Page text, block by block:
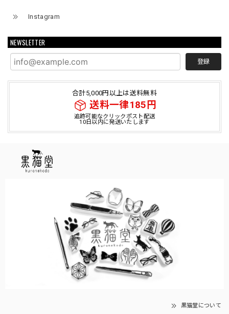
Instagram
NEWSLETTER
登録
合計5,000円以上は送料無料
送料一律185円
追跡可能なクリックポスト配送
10日以内に発送いたします
黒猫堂について